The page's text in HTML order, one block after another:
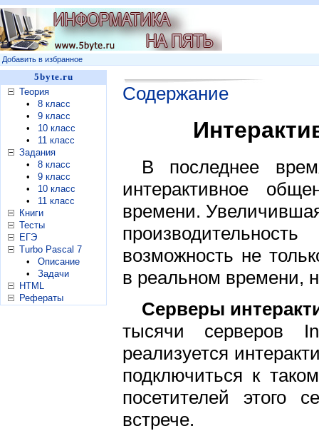
Добавить в избранное
5byte.ru
Теория
•
8 класс
•
9 класс
•
10 класс
•
11 класс
Задания
•
8 класс
•
9 класс
•
10 класс
•
11 класс
Книги
Тесты
ЕГЭ
Turbo Pascal 7
•
Описание
•
Задачи
HTML
Рефераты
Содержание
В последнее
интерактивное
времени.
возможность не
в реальном времени,
Серверы
тысячи серверов
реализуется
подключиться к
посетителей этого
встрече.